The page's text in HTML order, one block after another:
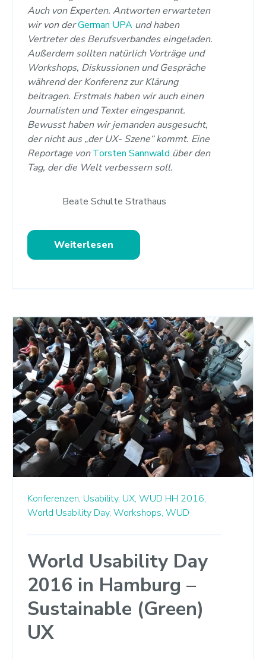
Auch von Experten. Antworten erwarteten
wir von derGerman UPA und haben
Vertreter des Berufsverbandes eingeladen.
Außerdem sollten natürlich Vorträge und
Workshops, Diskussionen und Gespräche
während der Konferenz zur Klärung
beitragen. Erstmals haben wir auch einen
Journalisten und Texter eingespannt.
Bewusst haben wir jemanden ausgesucht,
der nicht aus „der UX- Szene“ kommt. Eine
Reportage vonTorsten Sannwald über den
Tag, der die Welt verbessern soll.
Beate Schulte Strathaus
Weiterlesen
Konferenzen, Usability, UX, WUD HH 2016,
World Usability Day, Workshops, WUD
World Usability Day
2016 in Hamburg –
Sustainable (Green)
UX